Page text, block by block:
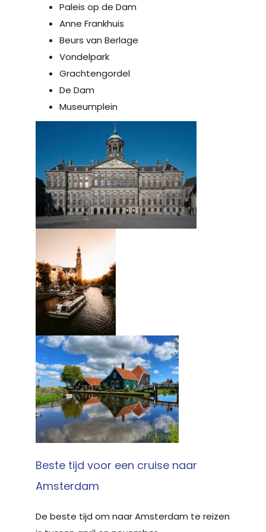
Paleis op de Dam
Anne Frankhuis
Beurs van Berlage
Vondelpark
Grachtengordel
De Dam
Museumplein
Beste tijd voor een cruise naar
Amsterdam
De beste tijd om naar Amsterdam te reizen